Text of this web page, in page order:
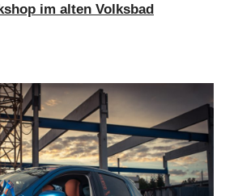
im alten Volksbad